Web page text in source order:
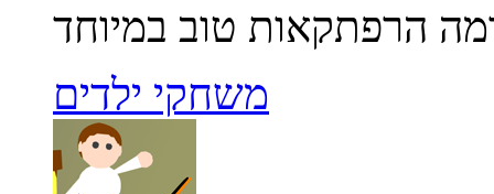
משחקי ילדים